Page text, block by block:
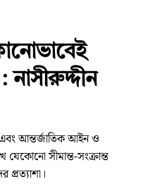
এবং আন্তর্জাতিক আইন ও
যেকোনো সীমান্ত-সংক্রান্ত
প্রত্যাশা।